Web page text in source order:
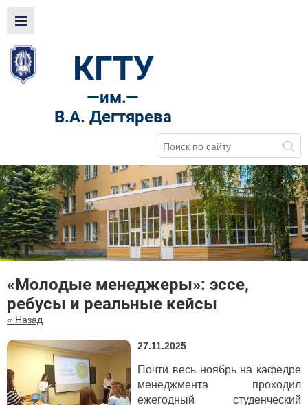
КГТУ
—им.—
В.А. Дегтярева
«Молодые менеджеры»: эссе,
ребусы и реальные кейсы
« Назад
27.11.2025
Почти весь ноябрь на кафедре
менеджмента проходил
ежегодный студенческий